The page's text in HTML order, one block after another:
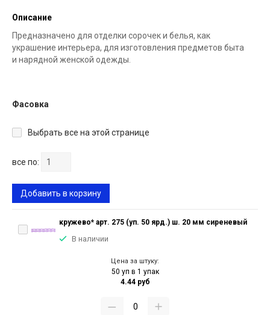
Описание
Предназначено для отделки сорочек и белья, как
украшение интерьера, для изготовления предметов быта
и нарядной женской одежды.
Фасовка
Выбрать все на этой странице
все по:
Добавить в корзину
кружево* арт. 275 (уп. 50 ярд.) ш. 20 мм сиреневый
В наличии
Цена за штуку:
50 уп в 1 упак
4.44 руб